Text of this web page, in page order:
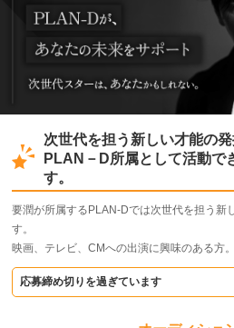
次世代を担う新しい才能の発
PLAN－D所属として活動で
す。
要潤が所属するPLAN-Dでは次世代を担う新
す。
映画、テレビ、CMへの出演に興味のある方
応募締め切りを過ぎています